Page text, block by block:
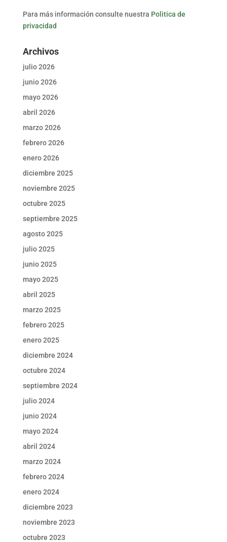
Para más información consulte nuestra Politica de
privacidad
Archivos
julio 2026
junio 2026
mayo 2026
abril 2026
marzo 2026
febrero 2026
enero 2026
diciembre 2025
noviembre 2025
octubre 2025
septiembre 2025
agosto 2025
julio 2025
junio 2025
mayo 2025
abril 2025
marzo 2025
febrero 2025
enero 2025
diciembre 2024
octubre 2024
septiembre 2024
julio 2024
junio 2024
mayo 2024
abril 2024
marzo 2024
febrero 2024
enero 2024
diciembre 2023
noviembre 2023
octubre 2023